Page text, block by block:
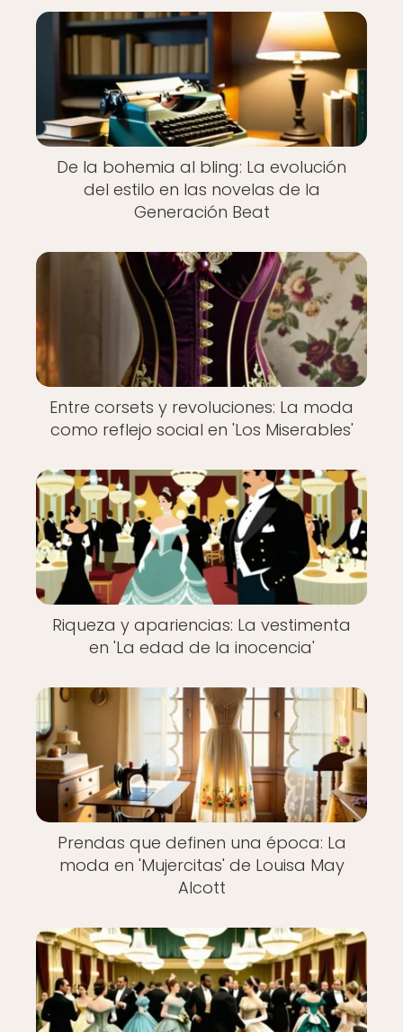
De la bohemia al bling: La evolución
del estilo en las novelas de la
Generación Beat
Entre corsets y revoluciones: La moda
como reflejo social en 'Los Miserables'
Riqueza y apariencias: La vestimenta
en 'La edad de la inocencia'
Prendas que definen una época: La
moda en 'Mujercitas' de Louisa May
Alcott